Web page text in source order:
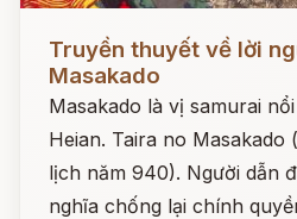
Đọc ngay
Truyền thuyết về lời
Masakado
Masakado là vị samurai
Heian. Taira no Masakado
lịch năm 940). Người dẫn
nghĩa chống lại chính